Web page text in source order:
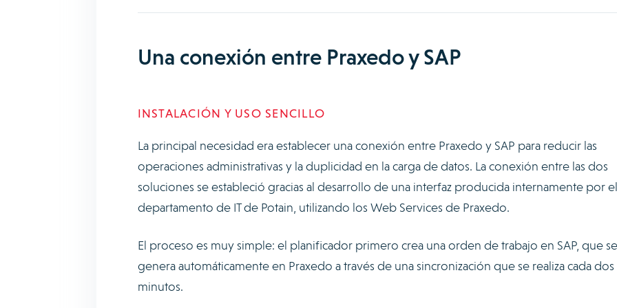
Una conexión entre Praxedo y SAP
INSTALACIÓN Y USO SENCILLO
La principal necesidad era establecer una conexión entre Praxedo y SAP para reducir las
operaciones administrativas y la duplicidad en la carga de datos. La conexión entre las dos
soluciones se estableció gracias al desarrollo de una interfaz producida internamente por el
departamento de IT de Potain, utilizando los Web Services de Praxedo.
El proceso es muy simple: el planificador primero crea una orden de trabajo en SAP, que se
genera automáticamente en Praxedo a través de una sincronización que se realiza cada dos
minutos.